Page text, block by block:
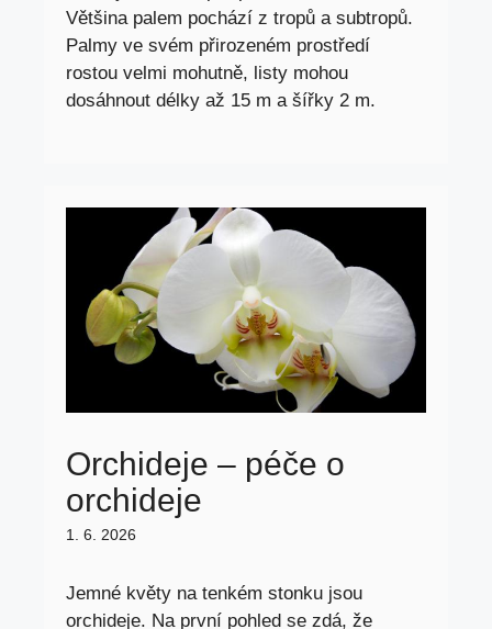
Většina palem pochází z tropů a subtropů.
Palmy ve svém přirozeném prostředí
rostou velmi mohutně, listy mohou
dosáhnout délky až 15 m a šířky 2 m.
Orchideje – péče o
orchideje
1. 6. 2026
Jemné květy na tenkém stonku jsou
orchideje. Na první pohled se zdá, že